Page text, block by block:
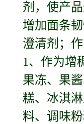
剂，使产
增加面条
澄清剂；
1、作为增
果冻、果
糕、冰淇
料、调味粉